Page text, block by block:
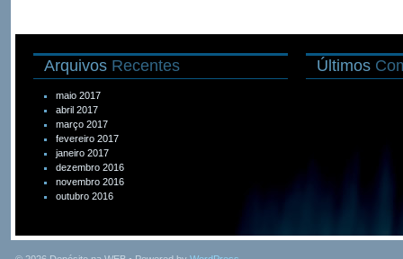
Arquivos Recentes
maio 2017
abril 2017
março 2017
fevereiro 2017
janeiro 2017
dezembro 2016
novembro 2016
outubro 2016
Últimos